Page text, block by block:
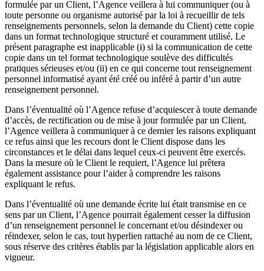
formulée par un Client, l’Agence veillera à lui communiquer (ou à
toute personne ou organisme autorisé par la loi à recueillir de tels
renseignements personnels, selon la demande du Client) cette copie
dans un format technologique structuré et couramment utilisé. Le
présent paragraphe est inapplicable (i) si la communication de cette
copie dans un tel format technologique soulève des difficultés
pratiques sérieuses et/ou (ii) en ce qui concerne tout renseignement
personnel informatisé ayant été créé ou inféré à partir d’un autre
renseignement personnel.
Dans l’éventualité où l’Agence refuse d’acquiescer à toute demande
d’accès, de rectification ou de mise à jour formulée par un Client,
l’Agence veillera à communiquer à ce dernier les raisons expliquant
ce refus ainsi que les recours dont le Client dispose dans les
circonstances et le délai dans lequel ceux-ci peuvent être exercés.
Dans la mesure où le Client le requiert, l’Agence lui prêtera
également assistance pour l’aider à comprendre les raisons
expliquant le refus.
Dans l’éventualité où une demande écrite lui était transmise en ce
sens par un Client, l’Agence pourrait également cesser la diffusion
d’un renseignement personnel le concernant et/ou désindexer ou
réindexer, selon le cas, tout hyperlien rattaché au nom de ce Client,
sous réserve des critères établis par la législation applicable alors en
vigueur.